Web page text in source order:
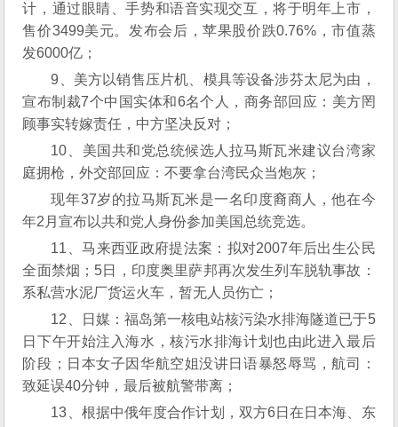
计，通过眼睛、手势和语音实现交互，将于明年上市，
售价3499美元。发布会后，苹果股价跌0.76%，市值蒸
发6000亿；
9、美方以销售压片机、模具等设备涉芬太尼为由，
宣布制裁7个中国实体和6名个人，商务部回应：美方罔
顾事实转嫁责任，中方坚决反对；
10、美国共和党总统候选人拉马斯瓦米建议台湾家
庭拥枪，外交部回应：不要拿台湾民众当炮灰；
现年37岁的拉马斯瓦米是一名印度裔商人，他在今
年2月宣布以共和党人身份参加美国总统竞选。
11、马来西亚政府提法案：拟对2007年后出生公民
全面禁烟；5日，印度奥里萨邦再次发生列车脱轨事故：
系私营水泥厂货运火车，暂无人员伤亡；
12、日媒：福岛第一核电站核污染水排海隧道已于5
日下午开始注入海水，核污水排海计划也由此进入最后
阶段；日本女子因华航空姐没讲日语暴怒辱骂，航司：
致延误40分钟，最后被航警带离；
13、根据中俄年度合作计划，双方6日在日本海、东